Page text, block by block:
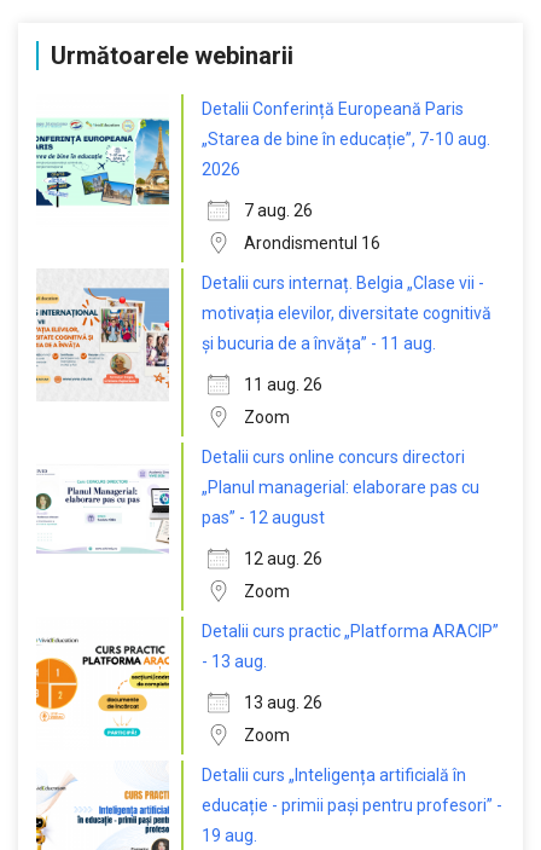
Următoarele webinarii
Detalii Conferință Europeană Paris
„Starea de bine în educație”, 7-10 aug.
2026
7 aug. 26
Arondismentul 16
Detalii curs internaț. Belgia „Clase vii -
motivația elevilor, diversitate cognitivă
și bucuria de a învăța” - 11 aug.
11 aug. 26
Zoom
Detalii curs online concurs directori
„Planul managerial: elaborare pas cu
pas” - 12 august
12 aug. 26
Zoom
Detalii curs practic „Platforma ARACIP”
- 13 aug.
13 aug. 26
Zoom
Detalii curs „Inteligența artificială în
educație - primii pași pentru profesori” -
19 aug.